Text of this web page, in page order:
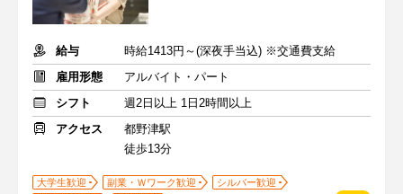
給与
時給1413円～(深夜手当込) ※交通費支給
雇用形態
アルバイト・パート
シフト
週2日以上 1日2時間以上
アクセス
都野津駅
徒歩13分
大学生歓迎 副業・Ｗワーク歓迎
シルバー歓迎